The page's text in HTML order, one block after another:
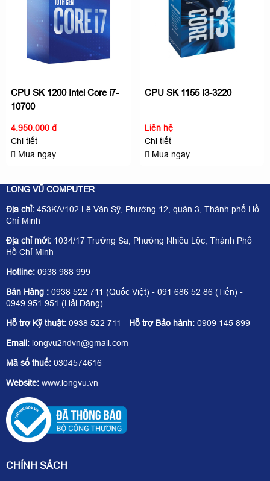
CPU SK 1200 Intel Core i7-
10700
4.950.000 đ
Chi tiết
Mua ngay
CPU SK 1155 I3-3220
Liên hệ
Chi tiết
Mua ngay
LONG VŨ COMPUTER
Địa chỉ: 453KA/102 Lê Văn Sỹ, Phường 12, quận 3, Thành phố Hồ
Chí Minh
Địa chỉ mới: 1034/17 Trường Sa, Phường Nhiêu Lộc, Thành Phố
Hồ Chí Minh
Hotline: 0938 988 999
Bán Hàng : 0938 522 711 (Quốc Việt) - 091 686 52 86 (Tiến) -
0949 951 951 (Hải Đăng)
Hỗ trợ Kỹ thuật: 0938 522 711 - Hỗ trợ Bảo hành: 0909 145 899
Email: longvu2ndvn@gmail.com
Mã số thuế: 0304574616
Website: www.longvu.vn
CHÍNH SÁCH